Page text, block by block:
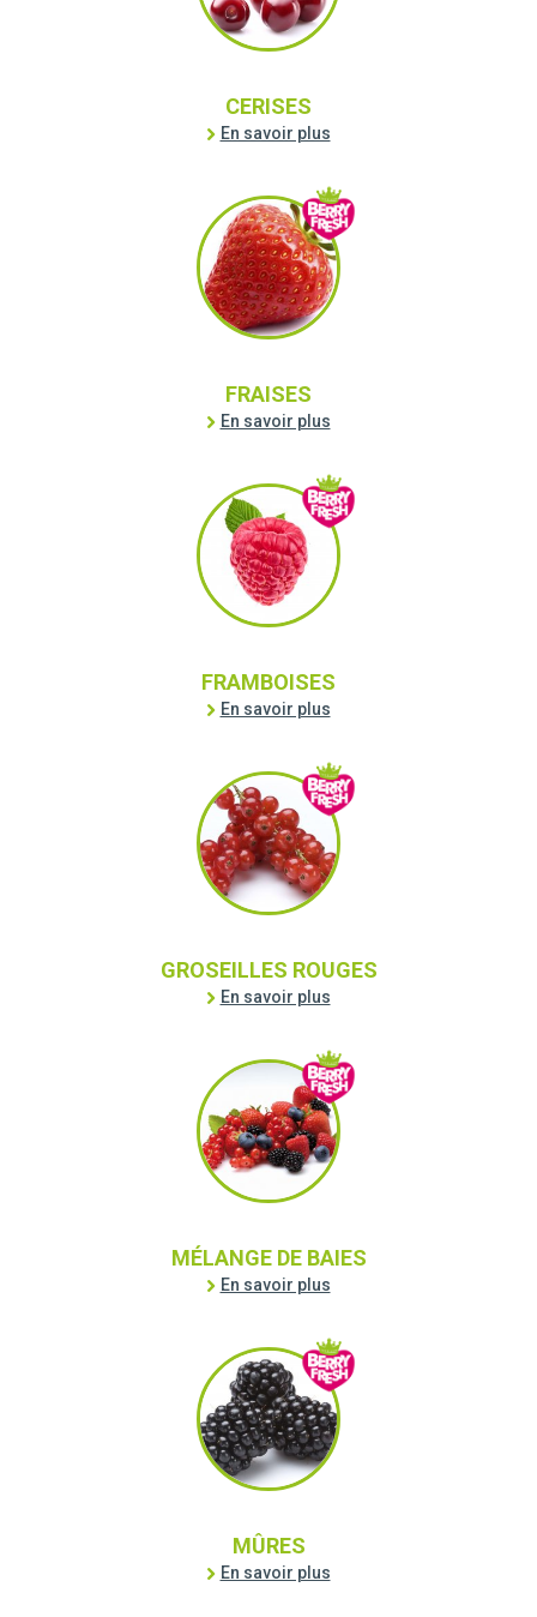
CERISES
En savoir plus
FRAISES
En savoir plus
FRAMBOISES
En savoir plus
GROSEILLES ROUGES
En savoir plus
MÉLANGE DE BAIES
En savoir plus
MÛRES
En savoir plus